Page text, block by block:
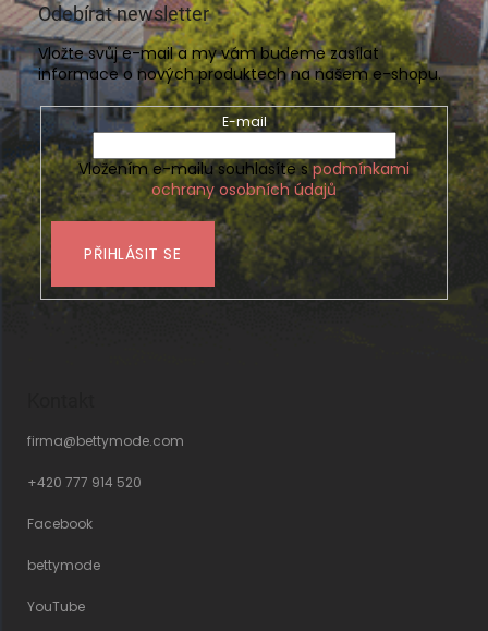
Odebírat newsletter
Vložte svůj e-mail a my vám budeme zasílat
informace o nových produktech na našem e-shopu.
E-mail
Vložením e-mailu souhlasíte spodmínkami
ochrany osobních údajů
PŘIHLÁSIT SE
firma@bettymode.com
+420 777 914 520
Facebook
bettymode
YouTube